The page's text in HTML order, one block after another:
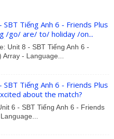
Tiếng Anh 6 - Friends Plus
/go/ are/ to/ holiday /on...
Unit 8 - SBT Tiếng Anh 6 -
- Language...
Tiếng Anh 6 - Friends Plus
about the match?
6 - SBT Tiếng Anh 6 - Friends